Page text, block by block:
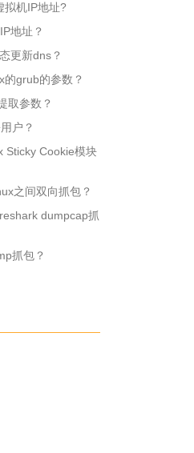
拟机IP地址?
地址？
更新dns？
grub的参数？
取参数？
户？
Sticky Cookie模块
之间双向抓包？
dumpcap抓
抓包？